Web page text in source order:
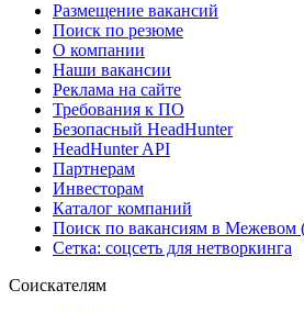
Размещение вакансий
Поиск по резюме
О компании
Наши вакансии
Реклама на сайте
Требования к ПО
Безопасный HeadHunter
HeadHunter API
Партнерам
Инвесторам
Каталог компаний
Поиск по вакансиям в Межевом
Сетка: соцсеть для нетворкинга
Соискателям